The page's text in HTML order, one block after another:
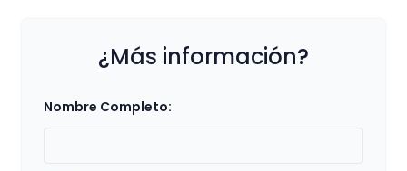
¿Más información?
Nombre Completo: